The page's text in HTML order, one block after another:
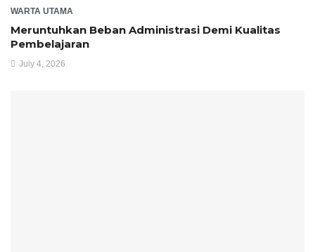
WARTA UTAMA
Meruntuhkan Beban Administrasi Demi Kualitas
Pembelajaran
July 4, 2026